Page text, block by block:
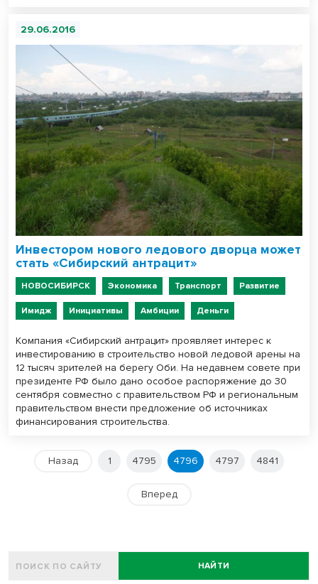
29.06.2016
Инвестором нового ледового дворца может
стать «Сибирский антрацит»
НОВОСИБИРСК Экономика Транспорт Развитие
Имидж Инициативы Амбиции Деньги
Компания «Сибирский антрацит» проявляет интерес к
инвестированию в строительство новой ледовой арены на
12 тысяч зрителей на берегу Оби. На недавнем совете при
президенте РФ было дано особое распоряжение до 30
сентября совместно с правительством РФ и региональным
правительством внести предложение об источниках
финансирования строительства.
Назад 1 4795 4796 4797 4841
Вперед
НАЙТИ